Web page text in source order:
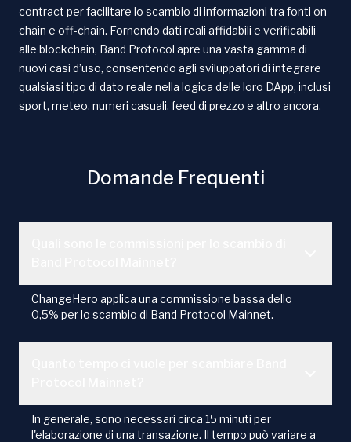
contract per facilitare lo scambio di informazioni tra fonti on-
chain e off-chain. Fornendo dati reali affidabili e verificabili
alle blockchain, Band Protocol apre una vasta gamma di
nuovi casi d’uso, consentendo agli sviluppatori di integrare
qualsiasi tipo di dato reale nella logica delle loro DApp, inclusi
sport, meteo, numeri casuali, feed di prezzo e altro ancora.
Domande Frequenti
ChangeHero applica una commissione bassa dello
0,5% per lo scambio di Band Protocol Mainnet.
In generale, sono necessari circa 15 minuti per
l'elaborazione di una transazione. Il tempo può variare a